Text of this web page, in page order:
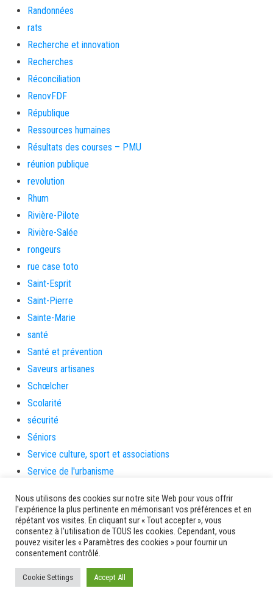
Randonnées
rats
Recherche et innovation
Recherches
Réconciliation
RenovFDF
République
Ressources humaines
Résultats des courses – PMU
réunion publique
revolution
Rhum
Rivière-Pilote
Rivière-Salée
rongeurs
rue case toto
Saint-Esprit
Saint-Pierre
Sainte-Marie
santé
Santé et prévention
Saveurs artisanes
Schœlcher
Scolarité
sécurité
Séniors
Service culture, sport et associations
Service de l'urbanisme
sinistrés
social
Solidarité
Solidarités
sondage
souris
Nous utilisons des cookies sur notre site Web pour vous offrir
l'expérience la plus pertinente en mémorisant vos préférences et en
répétant vos visites. En cliquant sur « Tout accepter », vous
consentez à l'utilisation de TOUS les cookies. Cependant, vous
pouvez visiter les « Paramètres des cookies » pour fournir un
consentement contrôlé.
Cookie Settings Accept All